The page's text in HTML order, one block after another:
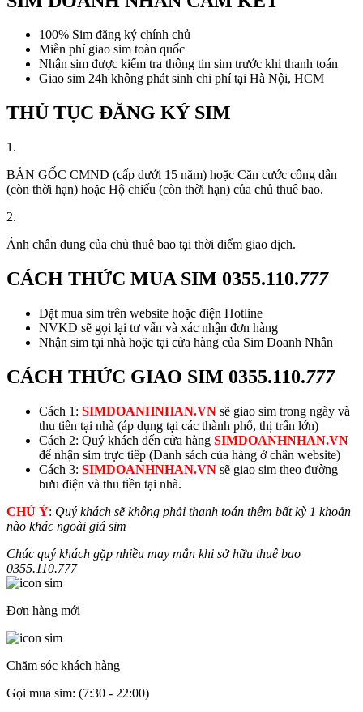
100% Sim đăng ký chính chủ
Miễn phí giao sim toàn quốc
Nhận sim được kiểm tra thông tin sim trước khi thanh toán
Giao sim 24h không phát sinh chi phí tại Hà Nội, HCM
THỦ TỤC ĐĂNG KÝ SIM
1.
BẢN GỐC CMND (cấp dưới 15 năm) hoặc Căn cước công dân
(còn thời hạn) hoặc Hộ chiếu (còn thời hạn) của chủ thuê bao.
2.
Ảnh chân dung của chủ thuê bao tại thời điểm giao dịch.
CÁCH THỨC MUA SIM 0355.110.777
Đặt mua sim trên website hoặc điện Hotline
NVKD sẽ gọi lại tư vấn và xác nhận đơn hàng
Nhận sim tại nhà hoặc tại cửa hàng của Sim Doanh Nhân
CÁCH THỨC GIAO SIM 0355.110.777
Cách 1: SIMDOANHNHAN.VN sẽ giao sim trong ngày và
thu tiền tại nhà (áp dụng tại các thành phố, thị trấn lớn)
Cách 2: Quý khách đến cửa hàng SIMDOANHNHAN.VN
để nhận sim trực tiếp (Danh sách của hàng ở chân website)
Cách 3: SIMDOANHNHAN.VN sẽ giao sim theo đường
bưu điện và thu tiền tại nhà.
CHÚ Ý: Quý khách sẽ không phải thanh toán thêm bất kỳ 1 khoản
nào khác ngoài giá sim
Chúc quý khách gặp nhiều may mắn khi sở hữu thuê bao
0355.110.777
Đơn hàng mới
Chăm sóc khách hàng
Gọi mua sim: (7:30 - 22:00)